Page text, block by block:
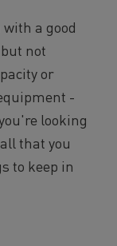
a good
not
or
-
looking
that you
to keep in